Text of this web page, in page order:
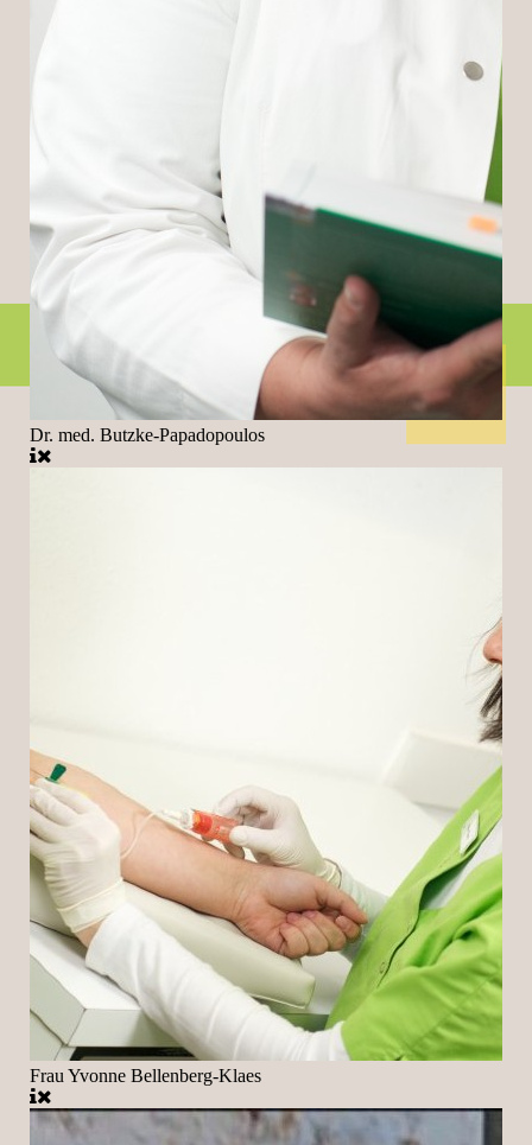
Dr. med. Butzke-Papadopoulos
Frau Yvonne Bellenberg-Klaes